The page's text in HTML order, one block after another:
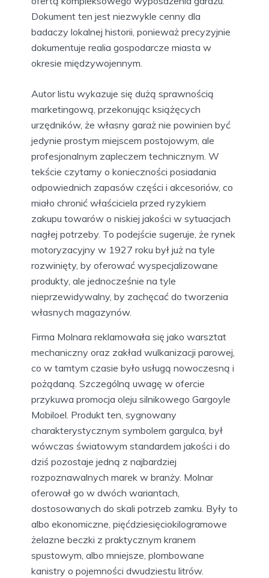
Dokument ten jest niezwykle cenny dla
badaczy lokalnej historii, ponieważ precyzyjnie
dokumentuje realia gospodarcze miasta w
okresie międzywojennym.
Autor listu wykazuje się dużą sprawnością
marketingową, przekonując książęcych
urzędników, że własny garaż nie powinien być
jedynie prostym miejscem postojowym, ale
profesjonalnym zapleczem technicznym. W
tekście czytamy o konieczności posiadania
odpowiednich zapasów części i akcesoriów, co
miało chronić właściciela przed ryzykiem
zakupu towarów o niskiej jakości w sytuacjach
nagłej potrzeby. To podejście sugeruje, że rynek
motoryzacyjny w 1927 roku był już na tyle
rozwinięty, by oferować wyspecjalizowane
produkty, ale jednocześnie na tyle
nieprzewidywalny, by zachęcać do tworzenia
własnych magazynów.
Firma Molnara reklamowała się jako warsztat
mechaniczny oraz zakład wulkanizacji parowej,
co w tamtym czasie było usługą nowoczesną i
pożądaną. Szczególną uwagę w ofercie
przykuwa promocja oleju silnikowego Gargoyle
Mobiloel. Produkt ten, sygnowany
charakterystycznym symbolem gargulca, był
wówczas światowym standardem jakości i do
dziś pozostaje jedną z najbardziej
rozpoznawalnych marek w branży. Molnar
oferował go w dwóch wariantach,
dostosowanych do skali potrzeb zamku. Były to
albo ekonomiczne, pięćdziesięciokilogramowe
żelazne beczki z praktycznym kranem
spustowym, albo mniejsze, plombowane
kanistry o pojemności dwudziestu litrów.